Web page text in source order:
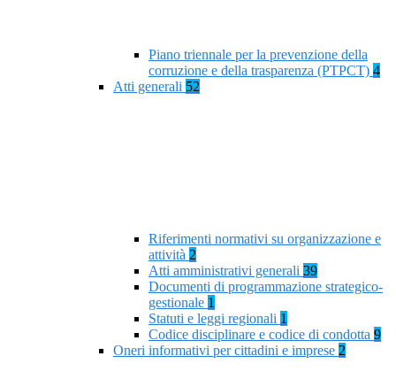
Piano triennale per la prevenzione della
corruzione e della trasparenza (PTPCT) 4
Atti generali 52
Riferimenti normativi su organizzazione e
attività 2
Atti amministrativi generali 39
Documenti di programmazione strategico-
gestionale 1
Statuti e leggi regionali 1
Codice disciplinare e codice di condotta 9
Oneri informativi per cittadini e imprese 2